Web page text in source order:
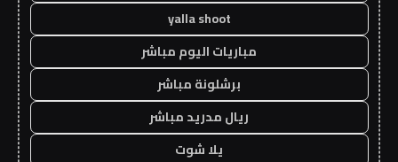
yalla shoot
مباريات اليوم مباشر
برشلونة مباشر
ريال مدريد مباشر
يلا شوت